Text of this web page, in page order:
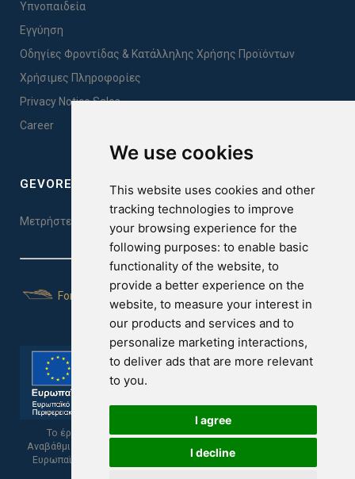
We use cookies
This website uses cookies and other
tracking technologies to improve
your browsing experience for the
following purposes: to enable basic
functionality of the website, to
provide a better experience on the
website, to measure your interest in
our products and services and to
personalize marketing interactions,
to deliver ads that are more relevant
to you.
I agree
I decline
Υπνοπαιδεία
Εγγύηση
Οδηγίες Φροντίδας & Κατάλληλης Χρήσης Προϊόντων
Χρήσιμες Πληροφορίες
Privacy Notice Sales
Career
GEVOREST SLEEP QUALITY INDEX
Μετρήστε την ποιότητα του ύπνου σας. Κάντε το τεστ εδώ!
For Yachts
Το έργο υποβλήθηκε στα πλαίσια του Σχεδίου Ψηφιακής
Αναβάθμισης των Επιχειρήσεων και συγχρηματοδοτείται από το
Ευρωπαϊκό Ταμείο Περιφερειακής Ανάπτυξης και την Κυπριακή